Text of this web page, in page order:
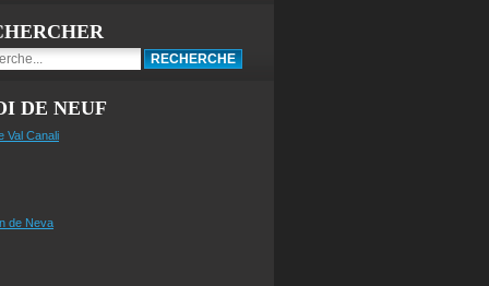
DE NEUF
Val Canali
de Neva